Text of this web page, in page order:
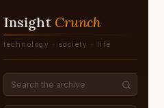
Insight Crunch
technology · society · life